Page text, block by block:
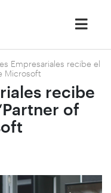
Empresariales recibe el
Microsoft
recibe
of